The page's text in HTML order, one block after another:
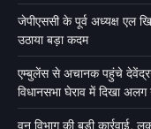
जेपीएससी के पूर्व अध्यक्ष एल
उठाया बड़ा कदम
एम्बुलेंस से अचानक पहुंचे
विधानसभा घेराव में दिखा अलग
वन विभाग की बड़ी